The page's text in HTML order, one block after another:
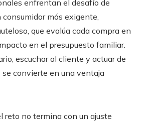
enfrentan el desafío de
consumidor más exigente,
que evalúa cada compra en
en el presupuesto familiar.
escuchar al cliente y actuar de
convierte en una ventaja
reto no termina con un ajuste